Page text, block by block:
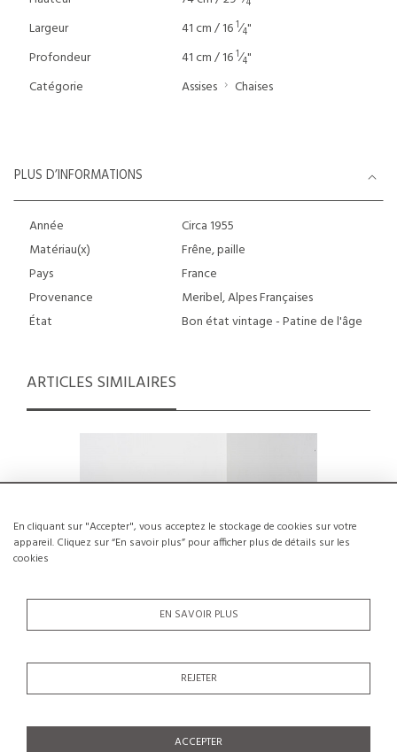
En cliquant sur "Accepter", vous acceptez le stockage de cookies sur votre
appareil. Cliquez sur “En savoir plus” pour afficher plus de détails sur les
cookies
EN SAVOIR PLUS
REJETER
ACCEPTER
Largeur
41 cm / 161⁄4"
Profondeur
41 cm / 161⁄4"
Catégorie
Assises Chaises
PLUS D’INFORMATIONS
Année
Circa 1955
Matériau(x)
Frêne, paille
Pays
France
Provenance
Meribel, Alpes Françaises
État
Bon état vintage - Patine de l'âge
ARTICLES SIMILAIRES
Paire de chaises 1950 par Louis Paolozzi